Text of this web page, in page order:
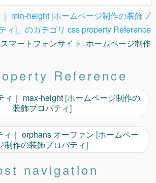
｜ min-height [ホームページ制作の装飾プ
ィ]」のカテゴリ css property Reference
スマートフォンサイト , ホームページ制作
Reference
ィ｜ max-height [ホームページ制作の
装飾プロパティ]
｜ orphans オーファン [ホームペー
制作の装飾プロパティ]
navigation